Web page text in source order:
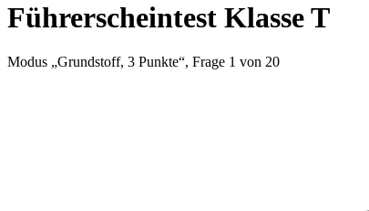
Führerscheintest Klasse T
Modus „Grundstoff, 3 Punkte“, Frage 1 von 20